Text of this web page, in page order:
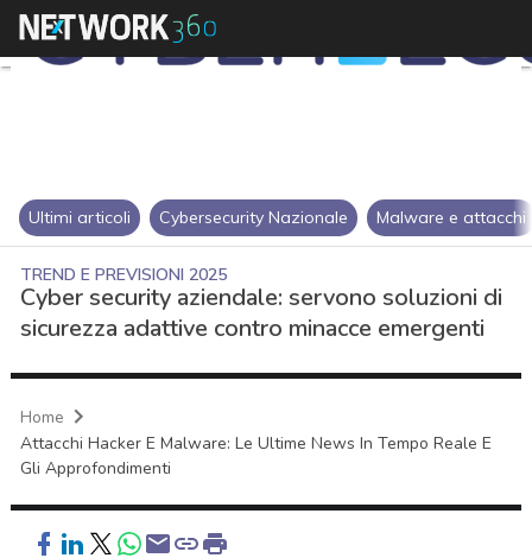
Ultimi articoli Cybersecurity Nazionale Malware e attacchi
TREND E PREVISIONI 2025
Cyber security aziendale: servono soluzioni di
sicurezza adattive contro minacce emergenti
Home
Attacchi Hacker E Malware: Le Ultime News In Tempo Reale E
Gli Approfondimenti